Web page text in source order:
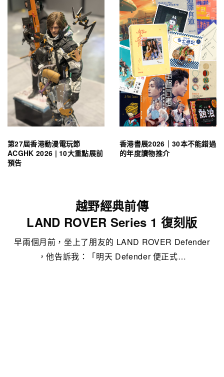
第27屆香港動漫電玩節
ACGHK 2026 | 10大重點展前
預告
香港書展2026｜30本不能錯過
的年度讀物推介
越野經典前傳
LAND ROVER Series 1 復刻版
早兩個月前，坐上了朋友的 LAND ROVER Defender
，他告訴我：「明天 Defender 便正式…